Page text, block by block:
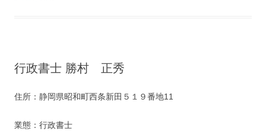
行政書士 勝村 正秀
住所：静岡県昭和町西条新田５１９番地11
業態：行政書士